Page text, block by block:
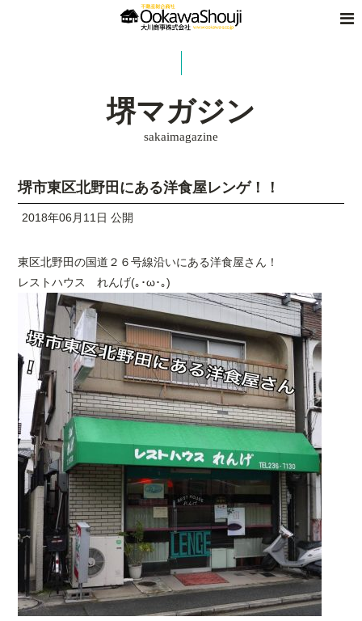
堺マガジン
sakaimagazine
堺市東区北野田にある洋食屋レンゲ！！
2018年06月11日 公開
東区北野田の国道２６号線沿いにある洋食屋さん！
レストハウス れんげ(｡･ω･｡)